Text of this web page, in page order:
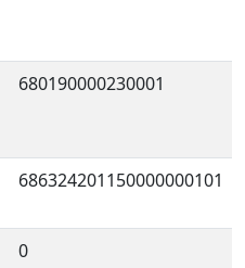
680190000230001
686324201150000000101
0